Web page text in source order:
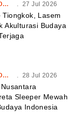
INSPIRASI INDONESIA . 27 Jul 2026
Tiongkok, Lasem
Akulturasi Budaya
INSPIRASI INDONESIA . 28 Jul 2026
Sleeper Mewah
Indonesia